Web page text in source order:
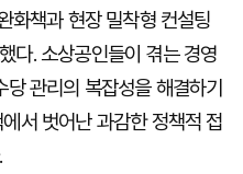
화책과 현장 밀착형 컨설팅
다. 소상공인들이 겪는 경영
관리의 복잡성을 해결하기
서 벗어난 과감한 정책적 접